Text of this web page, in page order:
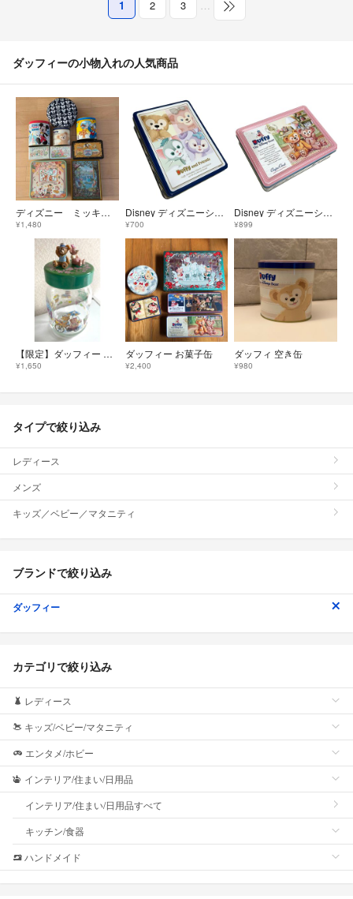
1 2 3 …
ダッフィーの小物入れの人気商品
ディズニー ミッキー ドナルド ダッフィー＆フレンズ 空き缶
¥1,480
Disney ディズニーシー ダッフィー シェリーメイ 空き缶 小物入れ
¥700
Disney ディズニーシー ダッフィー シェリーメイ 空き缶 小物入れ
¥899
【限定】ダッフィー シェリーメイ スプリングヴォヤッジ ガラス瓶 小物入れ
¥1,650
ダッフィー お菓子缶
¥2,400
ダッフィ 空き缶
¥980
タイプで絞り込み
レディース
メンズ
キッズ／ベビー／マタニティ
ブランドで絞り込み
ダッフィー
カテゴリで絞り込み
レディース
キッズ/ベビー/マタニティ
エンタメ/ホビー
インテリア/住まい/日用品
インテリア/住まい/日用品すべて
キッチン/食器
ハンドメイド